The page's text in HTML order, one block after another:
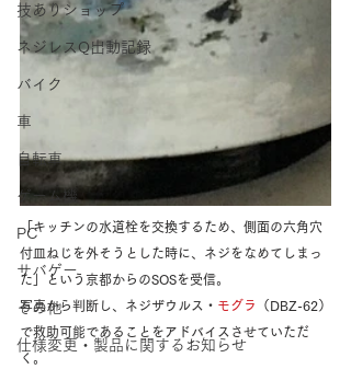
技ありショップ
ネジレスQ出動記録
バイク
車
自転車
ゲーム機
PC
サバゲー
その他
仕様変更・製品に関するお知らせ
「キッチンの水道栓を交換するため、側面の六角穴
付皿ねじを外そうとした時に、ネジをなめてしまっ
た」という京都からのSOSを受信。
写真から判断し、ネジザウルス・ モグラ
（DBZ-62）
で救助可能であることをアドバイスさせていただ
く。